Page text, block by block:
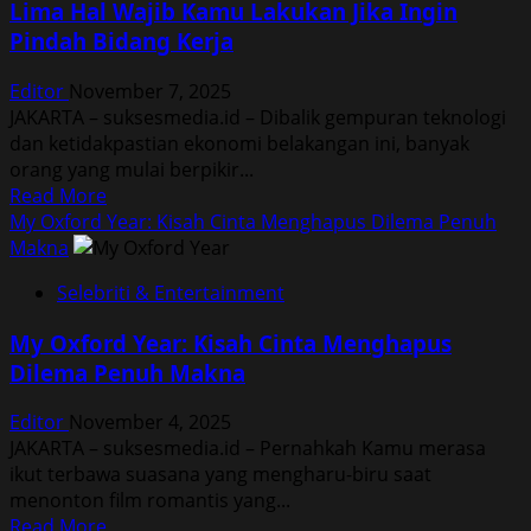
Bikin
Penonton
Abadi
Nan
Jaya
Kecewa
Lima Hal Wajib Kamu Lakukan Jika Ingin
Pindah Bidang Kerja
Editor November 7, 2025
JAKARTA – suksesmedia.id – Dibalik gempuran teknologi
dan ketidakpastian ekonomi belakangan ini, banyak
orang yang mulai berpikir...
Read MoreRead
more
about
Hal
Kamu
Lakukan
Ingin
Pindah
Bidang
Kerja
My Oxford Year: Kisah Cinta Menghapus Dilema Penuh
Makna
Selebriti & Entertainment
My Oxford Year: Kisah Cinta Menghapus
Dilema Penuh Makna
Editor November 4, 2025
JAKARTA – suksesmedia.id – Pernahkah Kamu merasa
ikut terbawa suasana yang mengharu-biru saat
menonton film romantis yang...
Read